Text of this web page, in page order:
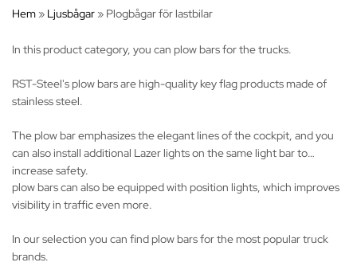
Hem » Ljusbågar » Plogbågar för lastbilar
In this product category, you can plow bars for the trucks.
RST-Steel's plow bars are high-quality key flag products made of
stainless steel.
The plow bar emphasizes the elegant lines of the cockpit, and you
can also install additional Lazer lights on the same light bar to
increase safety.
plow bars can also be equipped with position lights, which improves
visibility in traffic even more.
In our selection you can find plow bars for the most popular truck
brands.